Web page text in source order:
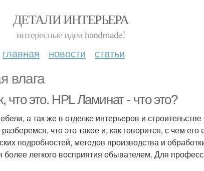
ДЕТАЛИ ИНТЕРЬЕРА
интересные идеи handmade!
главная новости статьи
влага
что это. HPL Ламинат - что это?
а так же в отделке интерьеров и
что это такое и, как говорится, с чем
подробностей, методов производства и
легкого восприятия обывателем. Для